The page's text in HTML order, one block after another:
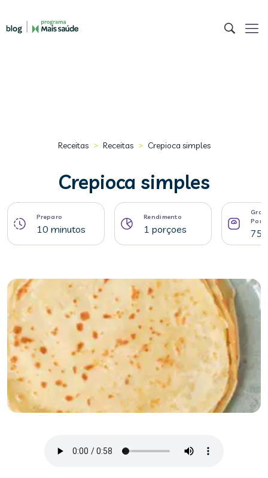
Receitas > Receitas > Crepioca simples
Crepioca simples
Preparo
10 minutos
Rendimento
1 porçoes 75